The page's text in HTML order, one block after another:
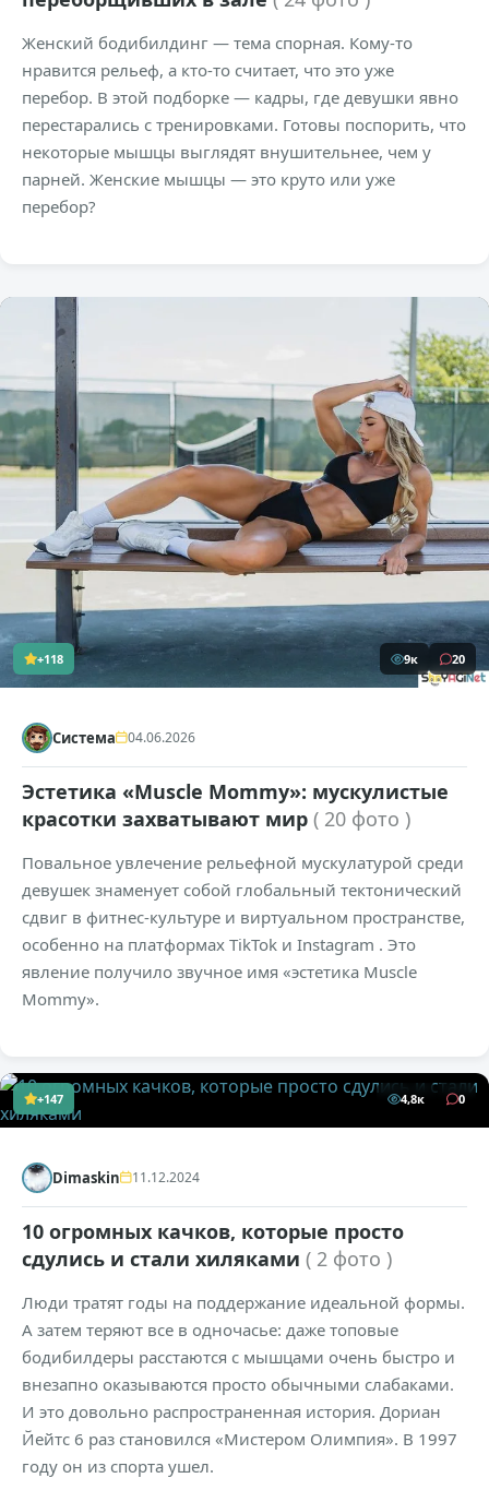
Женский бодибилдинг — тема спорная. Кому-то
нравится рельеф, а кто-то считает, что это уже
перебор. В этой подборке — кадры, где девушки явно
перестарались с тренировками. Готовы поспорить, что
некоторые мышцы выглядят внушительнее, чем у
парней. Женские мышцы — это круто или уже
перебор?
+118 9к 20
Система 04.06.2026
Эстетика «Muscle Mommy»: мускулистые
красотки захватывают мир ( 20 фото )
Повальное увлечение рельефной мускулатурой среди
девушек знаменует собой глобальный тектонический
сдвиг в фитнес-культуре и виртуальном пространстве,
особенно на платформах TikTok и Instagram . Это
явление получило звучное имя «эстетика Muscle
Mommy».
+147 4,8к 0
Dimaskin 11.12.2024
10 огромных качков, которые просто
сдулись и стали хиляками ( 2 фото )
Люди тратят годы на поддержание идеальной формы.
А затем теряют все в одночасье: даже топовые
бодибилдеры расстаются с мышцами очень быстро и
внезапно оказываются просто обычными слабаками.
И это довольно распространенная история. Дориан
Йейтс 6 раз становился «Мистером Олимпия». В 1997
году он из спорта ушел.